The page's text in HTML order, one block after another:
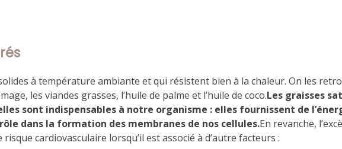
à température ambiante et qui résistent bien à la chaleur. On les
les viandes grasses, l’huile de palme et l’huile de coco.Les graisses
sont indispensables à notre organisme : elles fournissent de
dans la formation des membranes de nos cellules.En revanche,
cardiovasculaire lorsqu’il est associé à d’autre facteurs :